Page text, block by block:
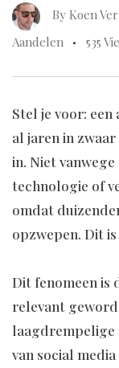
By Koen
Aandelen
535
Stel je voor:
al jaren in
in. Niet
technologie of
omdat
opzwepen. Dit
Dit fenomeen is
relevant
van social